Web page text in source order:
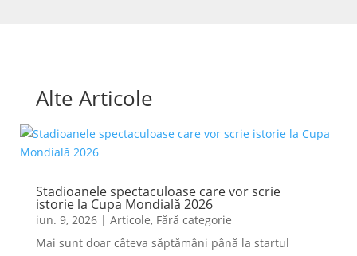
Alte Articole
Stadioanele spectaculoase care vor scrie
istorie la Cupa Mondială 2026
iun. 9, 2026| Articole, Fără categorie
Mai sunt doar câteva săptămâni până la startul